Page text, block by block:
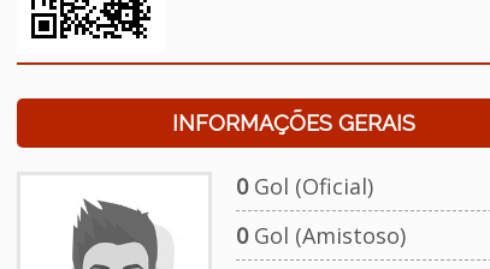
INFORMAÇÕES GERAIS
0Gol (Oficial)
0Gol (Amistoso)